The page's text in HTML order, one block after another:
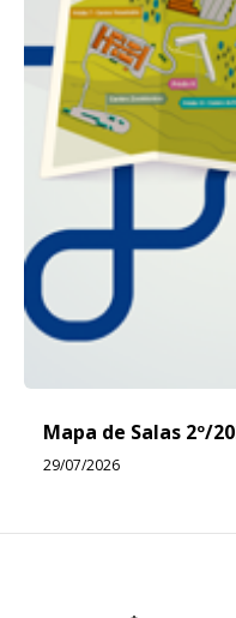
Mapa de Salas 2º/
29/07/2026